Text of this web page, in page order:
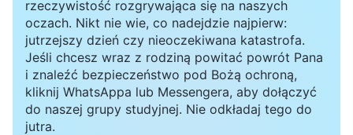
rzeczywistość rozgrywająca się na naszych
oczach. Nikt nie wie, co nadejdzie najpierw:
jutrzejszy dzień czy nieoczekiwana katastrofa.
Jeśli chcesz wraz z rodziną powitać powrót Pana
i znaleźć bezpieczeństwo pod Bożą ochroną,
kliknij WhatsAppa lub Messengera, aby dołączyć
do naszej grupy studyjnej. Nie odkładaj tego do
jutra.